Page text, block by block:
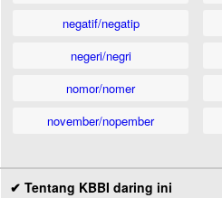
negatif/negatip
negeri/negri
nomor/nomer
november/nopember
✔ Tentang KBBI daring ini